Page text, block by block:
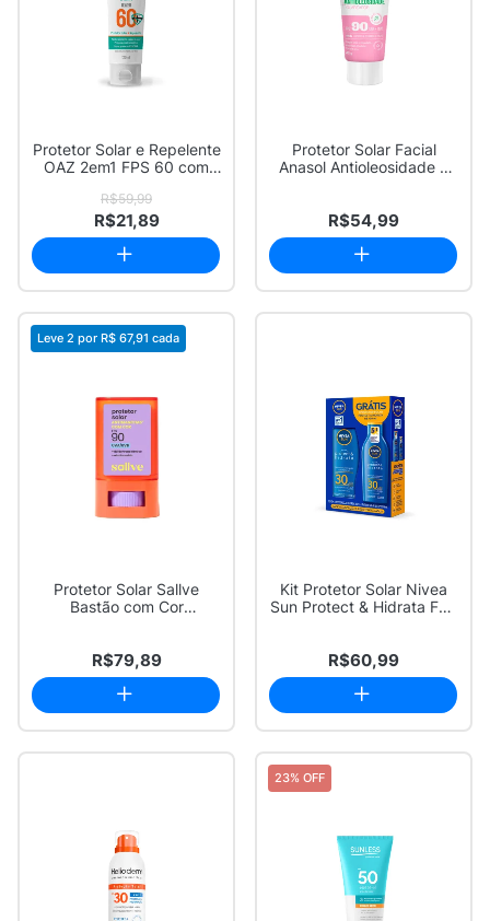
Protetor Solar e Repelente
OAZ 2em1 FPS 60 com
R$59,99
R$21,89
Protetor Solar Facial
Anasol Antioleosidade e
R$54,99
Leve 2 por R$ 67,91 cada
Protetor Solar Sallve
Bastão com Cor
R$79,89
Kit Protetor Solar Nivea
Sun Protect & Hidrata FPS
R$60,99
23% OFF